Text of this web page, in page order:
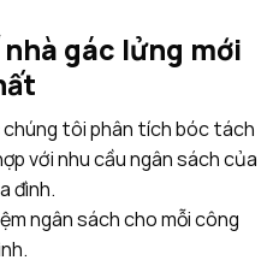
gác lửng mới
tôi phân tích bóc tách
với nhu cầu ngân sách của
đình.
ngân sách cho mỗi công